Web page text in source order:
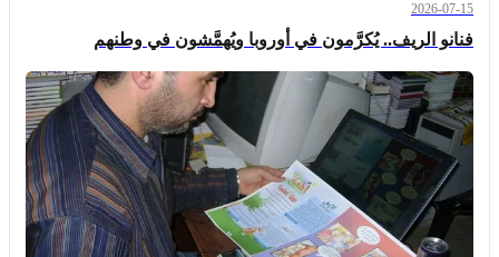
2026-07-15
فنانو الريف.. يُكرَّمون في أوروبا ويُهمَّشون في وطنهم